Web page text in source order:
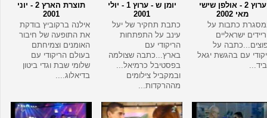
ערוץ 2 - אולפן שישי
מאי 2002
כתבות על
ישראליים
על
עם בהגשת יגאל
יומן ש - ערוץ 1 - יולי
2001
כתבת תחקיר של יעל
עינב על התפתחות
הריקודי עם
בארץ...כתבה שצולמה
בפסטיבל כרמיאל...
ובמקביל צילומים
מההרקדות...
תוצרת הארץ 2 - יוני
2001
אילנה ברקוביץ בודקת
את התופעה של חיבור
האומנים וצמיחתם
בעולם הריקודי עם
שלומי שבת וגדי ביטון
בדיאלוג....